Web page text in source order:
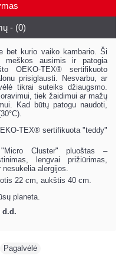
- (0)
bet kurio vaiko kambario. Ši
meškos ausimis ir patogia
OEKO-TEX® sertifikuoto
prisiglausti. Nesvarbu, ar
tikrai suteiks džiaugsmo.
tiek žaidimui ar mažų
Kad būtų patogu naudoti,
TEX® sertifikuota "teddy"
Cluster" pluoštas –
lengvai prižiūrimas,
nesukelia alergijos.
22 cm, aukštis 40 cm.
planeta.
d.d.
Pagalvėlė